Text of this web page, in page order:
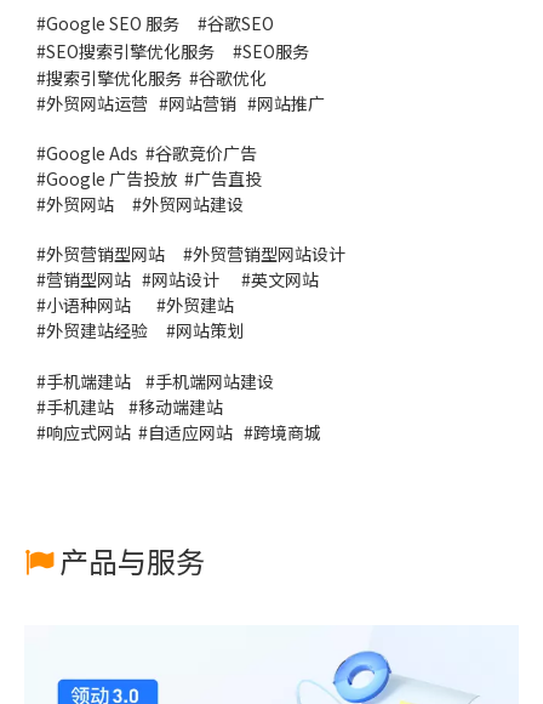
#Google SEO 服务 #谷歌SEO
#SEO搜索引擎优化服务 #SEO服务
#搜索引擎优化服务 #谷歌优化
#外贸网站运营 #网站营销 #网站推广
#Google Ads #谷歌竞价广告
#Google 广告投放 #广告直投
#外贸网站 #外贸网站建设
#外贸营销型网站 #外贸营销型网站设计
#营销型网站 #网站设计 #英文网站
#小语种网站 #外贸建站
#外贸建站经验 #网站策划
#手机端建站 #手机端网站建设
#手机建站 #移动端建站
#响应式网站 #自适应网站 #跨境商城
产品与服务